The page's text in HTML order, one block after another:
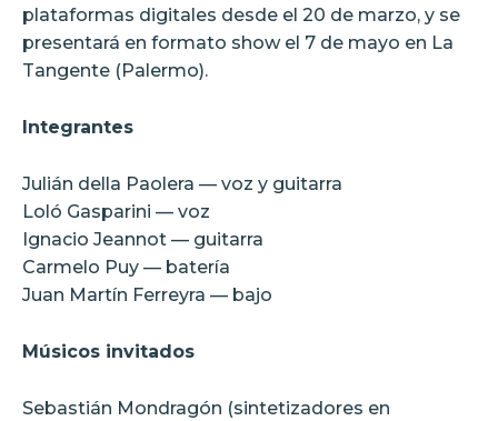
plataformas digitales desde el 20 de marzo, y se
presentará en formato show el 7 de mayo en La
Tangente (Palermo).
Integrantes
Julián della Paolera — voz y guitarra
Loló Gasparini — voz
Ignacio Jeannot — guitarra
Carmelo Puy — batería
Juan Martín Ferreyra — bajo
Músicos invitados
Sebastián Mondragón (sintetizadores en